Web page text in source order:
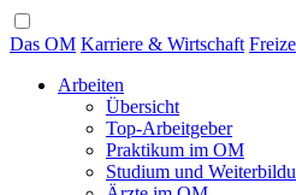
Das OM Karriere & Wirtschaft
Arbeiten
Übersicht
Top-Arbeitgeber
Praktikum im OM
Studium und